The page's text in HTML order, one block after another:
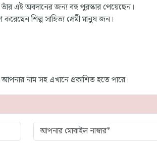
তাঁর এই অবদানের জন্য বহু পুরস্কার পেয়েছেন।
শিল্প সাহিত্য প্রেমী মানুষ জন।
নাম সহ এখানে প্রকাশিত হতে পারে।